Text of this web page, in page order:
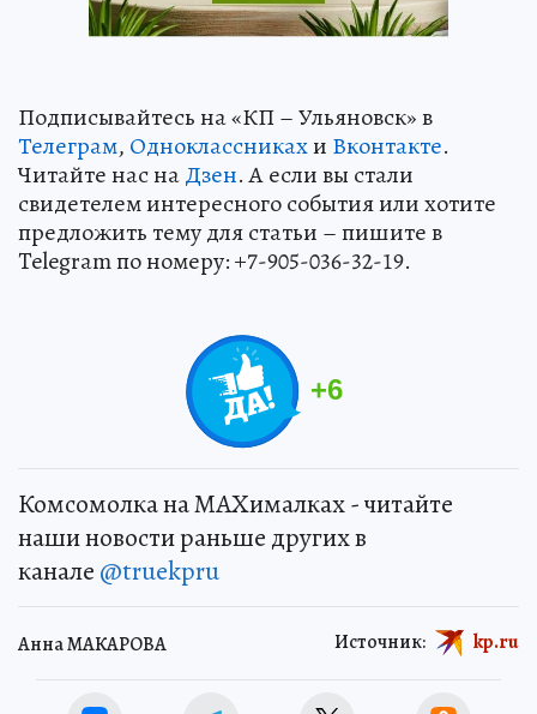
Подписывайтесь на «КП – Ульяновск» в
Телеграм, Одноклассникахи Вконтакте.
Читайте нас наДзен. А если вы стали
свидетелем интересного события или хотите
предложить тему для статьи – пишите в
Telegram по номеру: +7-905-036-32-19.
+6
Комсомолка на MAXималках - читайте
наши новости раньше других в
канале @truekpru
Анна МАКАРОВА Источник: kp.ru